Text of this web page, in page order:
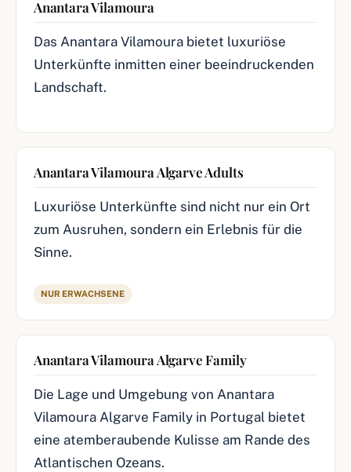
Anantara Vilamoura
Das Anantara Vilamoura bietet luxuriöse
Unterkünfte inmitten einer beeindruckenden
Landschaft.
Anantara Vilamoura Algarve Adults
Luxuriöse Unterkünfte sind nicht nur ein Ort
zum Ausruhen, sondern ein Erlebnis für die
Sinne.
NUR ERWACHSENE
Anantara Vilamoura Algarve Family
Die Lage und Umgebung von Anantara
Vilamoura Algarve Family in Portugal bietet
eine atemberaubende Kulisse am Rande des
Atlantischen Ozeans.